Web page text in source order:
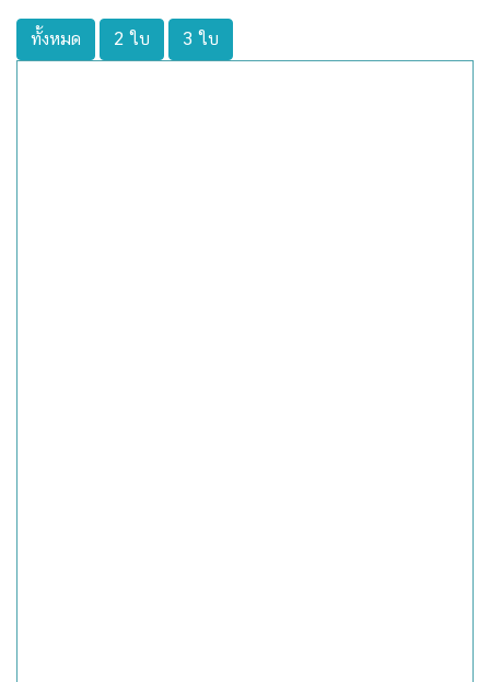
ทั้งหมด 2 ใบ 3 ใบ